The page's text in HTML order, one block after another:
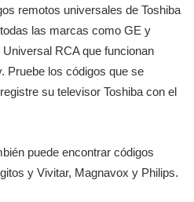
remotos universales de Toshiba
las marcas como GE y
RCA que funcionan
Pruebe los códigos que se
su televisor Toshiba con el
puede encontrar códigos
y Vivitar, Magnavox y Philips.